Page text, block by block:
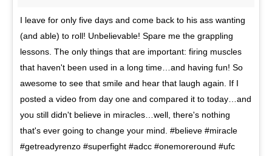
I leave for only five days and come back to his ass wanting
(and able) to roll! Unbelievable! Spare me the grappling
lessons. The only things that are important: firing muscles
that haven't been used in a long time…and having fun! So
awesome to see that smile and hear that laugh again. If I
posted a video from day one and compared it to today…and
you still didn't believe in miracles…well, there's nothing
that's ever going to change your mind. #believe #miracle
#getreadyrenzo #superfight #adcc #onemoreround #ufc